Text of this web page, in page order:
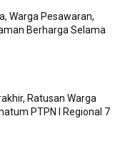
Warga Pesawaran,
Berharga Selama
Ratusan Warga
PTPN I Regional 7